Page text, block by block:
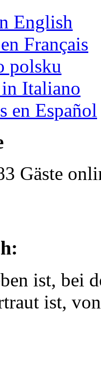
English
Français
polsku
Italiano
en Español
Gäste
ist, bei
ist,